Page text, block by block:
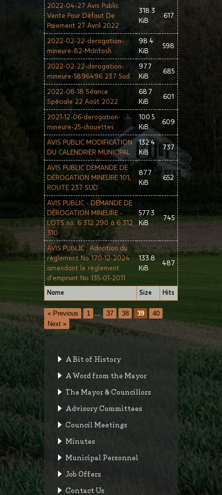
Name Size Hits
2022-04-27 Avis Public
Vente Pour Défaut De
Paiement 27 Avril 2022
318.3
KiB
617
2022-02-22-derogation-
mineure-82-McIntosh
98.4
KiB
598
2022-02-22-derogation-
mineure-5896496 237 Sud
97.7
KiB
685
2022-08-18 Séance
Spéciale 22 Août 2022
68.7
KiB
601
2021-12-06-derogation-
mineure-25-chouettes
100.5
KiB
609
AVIS PUBLIC MODIFICATION
DU CALENDRIER MUNICIPAL
132.4
KiB
737
AVIS PUBLIC DEMANDE DE
DÉROGATION MINEURE 101,
ROUTE 237 SUD
87.7
KiB
652
AVIS PUBLIC - DEMANDE DE
DÉROGATION MINEURE -
LOTS no. 6 312 290 à 6 312
310
577.3
KiB
745
AVIS PUBLIC : Adoption du
règlement No 170-12-2024
amendant le règlement
d'emprunt No 135-01-2011
133.8
KiB
487
« Previous 1 … 37 38 39
40
Next »
A Bit of History
A Word from the Mayor
The Mayor & Councillors
Advisory Committees
Council Meetings
Minutes
Municipal Personnel
Job Offers
Contact Us